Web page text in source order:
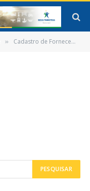
» Cadastro de Fornecedores